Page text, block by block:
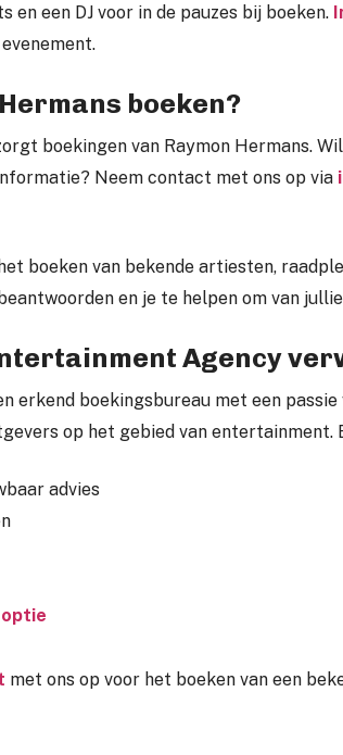
een DJ voor in de pauzes bij boeken.
boeken?
boekingen van Raymon Hermans.
Neem contact met ons op via
boeken van bekende artiesten,
en je te helpen om van
Agency
erkend boekingsbureau met een
op het gebied van entertainment.
advies
met ons op voor het boeken van een